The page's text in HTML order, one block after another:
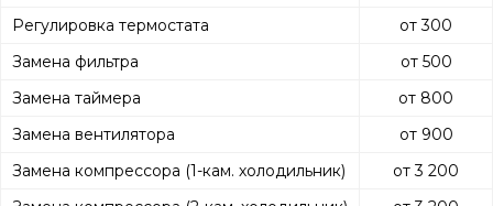
Регулировка термостата
от 300
Замена фильтра
от 500
Замена таймера
от 800
Замена вентилятора
от 900
Замена компрессора (1-кам. холодильник)
от 3 200